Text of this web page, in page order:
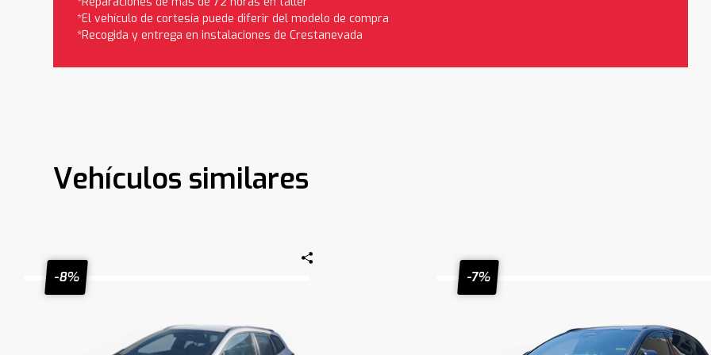
*El vehículo de cortesía puede diferir del modelo de compra
*Recogida y entrega en instalaciones de Crestanevada
Vehículos similares
-8% -7%